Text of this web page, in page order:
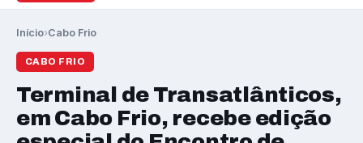
Início›Cabo Frio
CABO FRIO
Terminal de Transatlânticos,
em Cabo Frio, recebe edição